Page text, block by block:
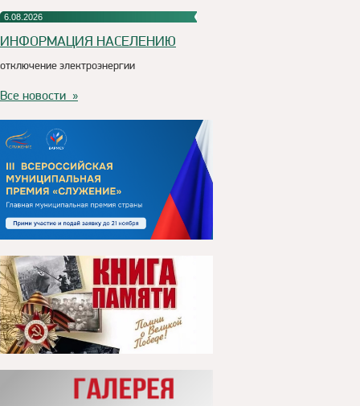
6.08.2026
ИНФОРМАЦИЯ НАСЕЛЕНИЮ
отключение электроэнергии
Все новости »